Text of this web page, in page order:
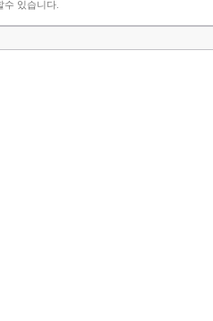
있습니다.